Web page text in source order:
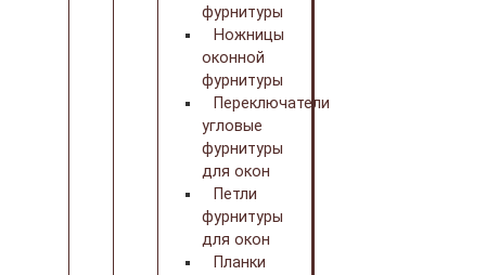
фурнитуры
Ножницы
оконной
фурнитуры
Переключатели
угловые
фурнитуры
для окон
Петли
фурнитуры
для окон
Планки